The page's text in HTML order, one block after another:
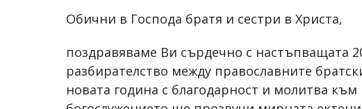
Обични в Господа братя и сестри в Христа,
поздравяваме Ви сърдечно с настъпващата
разбирателство между православните
новата година с благодарност и молитва към